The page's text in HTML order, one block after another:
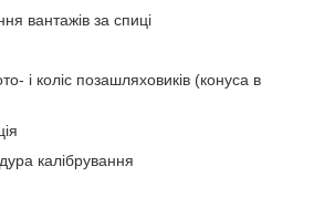
вантажів за спиці
і коліс позашляховиків (конуса в
калібрування